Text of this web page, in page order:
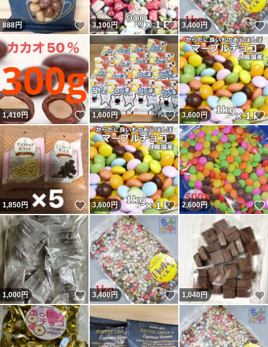
888円 いいね！
3,100円 いいね！
3,400円
1,410円 いいね！
1,600円 いいね！
3,600円
1,850円 いいね！
3,600円 いいね！
2,600円
1,000円 いいね！
3,400円 いいね！
1,040円